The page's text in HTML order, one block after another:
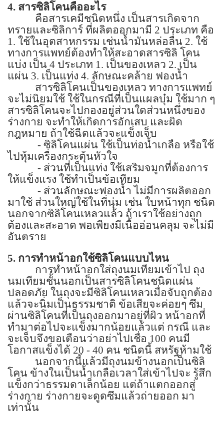
4. สารซิลิโคนคืออะไร
คือสารเคมีชนิดหนึ่ง เป็นสารเกิดจาก
ทรายและซิลิการ์ ที่ผลิตออกมามี 2 ประเภท คือ
1. ใช้ในอุตสาหกรรม เช่นน้ำมันหล่อลื่น 2. ใช้
ทางการแพทย์ต้องทำให้สะอาดสารซิลิ โคน
แบ่ง เป็น 4 ประเภท 1. เป็นของเหลว 2. เป็น
แผ่น 3. เป็นแท่ง 4. ลักษณะคล้าย ฟองน้ำ
สารซิลิโคนเป็นของเหลว ทางการแพทย์
จะไม่นิยมใช้ ใช้ในกรณีที่เป็นแผลบุ๋ม ใช้มาก ๆ
สารซิลิโคนจะไปกองอยู่ส่วนใดส่วนหนึ่งของ
ร่างกาย จะทำให้เกิดการอักเสบ และผิด
กฎหมาย ถ้าใช้ฉีดแล้วจะแข็งเจ็บ
- ซิลิโคนแผ่น ใช้เป็นท่อน้ำเกลือ หรือใช้
ไปหุ้มเครื่องกระตุ้นหัวใจ
- ส่วนที่เป็นแท่ง ใช้เสริมจมูกที่ต้องการ
ให้แข็งแรง ใช้ทำเป็นข้อเทียม
- ส่วนลักษณะฟองน้ำ ไม่มีการผลิตออก
มาใช้ ส่วนใหญ่ใช้ในที่นุ่ม เช่น ใบหน้าทุก ชนิด
นอกจากซิลิโคนเหลวแล้ว ถ้าเราใช้อย่างถูก
ต้องและสะอาด พอเพียงมีเนื้ออ่อนคลุม จะไม่มี
อันตราย
5. การทำหน้าอกใช้ซิลิโคนแบบไหน
การทำหน้าอกใส่ถุงนมเทียมเข้าไป ถุง
นมเทียมชั้นนอกเป็นสารซิลิโคนชนิดแผ่น
ปลอดภัย ในถุงจะมีซิลิโคนเหลวเมื่อจับถูกต้อง
แล้วจะนิ่มเป็นธรรมชาติ ข้อเสียจะค่อยๆ ซึม
ผ่านซิลิโคนที่เป็นถุงออกมาอยู่ที่ผิว หน้าอกที่
ทำมาต่อไปจะแข็งมากน้อยแล้วแต่ กรณี และ
จะเจ็บจึงขอเตือนว่าอย่าไปเชื่อ 100 คนมี
โอกาสแข็งได้ 20 - 40 คน ชนิดนี้ สหรัฐห้ามใช้
นอกจากนี้แล้วมีถุงนมข้างนอกเป็นซิลิ
โคน ข้างในเป็นน้ำเกลือเวลาใส่เข้าไปจะ รู้สึก
แข็งกว่าธรรมดาเล็กน้อย แต่ถ้าแตกออกสู่
ร่างกาย ร่างกายจะดูดซึมแล้วถ่ายออก มา
เท่านั้น